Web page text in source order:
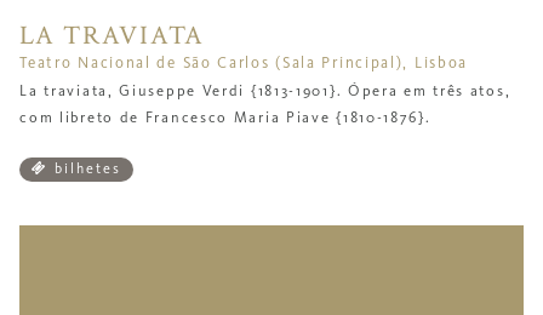
LA TRAVIATA
Teatro Nacional de São Carlos (Sala Principal), Lisboa
La traviata, Giuseppe Verdi {1813-1901}. Ópera em três atos,
com libreto de Francesco Maria Piave {1810-1876}.
bilhetes